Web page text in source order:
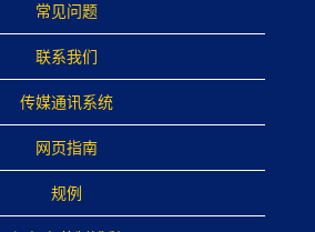
常见问题
联系我们
传媒通讯系统
网页指南
规例